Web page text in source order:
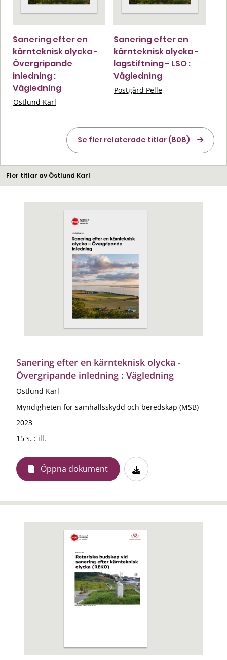
Sanering efter en
kärnteknisk olycka -
Övergripande
inledning :
Vägledning
Östlund Karl
Sanering efter en
kärnteknisk olycka -
lagstiftning - LSO :
Vägledning
Postgård Pelle
Se fler relaterade titlar (808)
Fler titlar av Östlund Karl
Sanering efter en kärnteknisk olycka -
Övergripande inledning : Vägledning
Östlund Karl
Myndigheten för samhällsskydd och beredskap (MSB)
2023
15 s. : ill.
Öppna dokument